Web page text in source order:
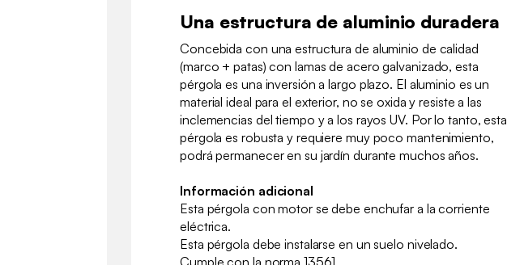
Una estructura de aluminio duradera
Concebida con una estructura de aluminio de calidad
(marco + patas) con lamas de acero galvanizado, esta
pérgola es una inversión a largo plazo. El aluminio es un
material ideal para el exterior, no se oxida y resiste a las
inclemencias del tiempo y a los rayos UV. Por lo tanto, esta
pérgola es robusta y requiere muy poco mantenimiento,
podrá permanecer en su jardín durante muchos años.
Información adicional
Esta pérgola con motor se debe enchufar a la corriente
eléctrica.
Esta pérgola debe instalarse en un suelo nivelado.
Cumple con la norma 13561